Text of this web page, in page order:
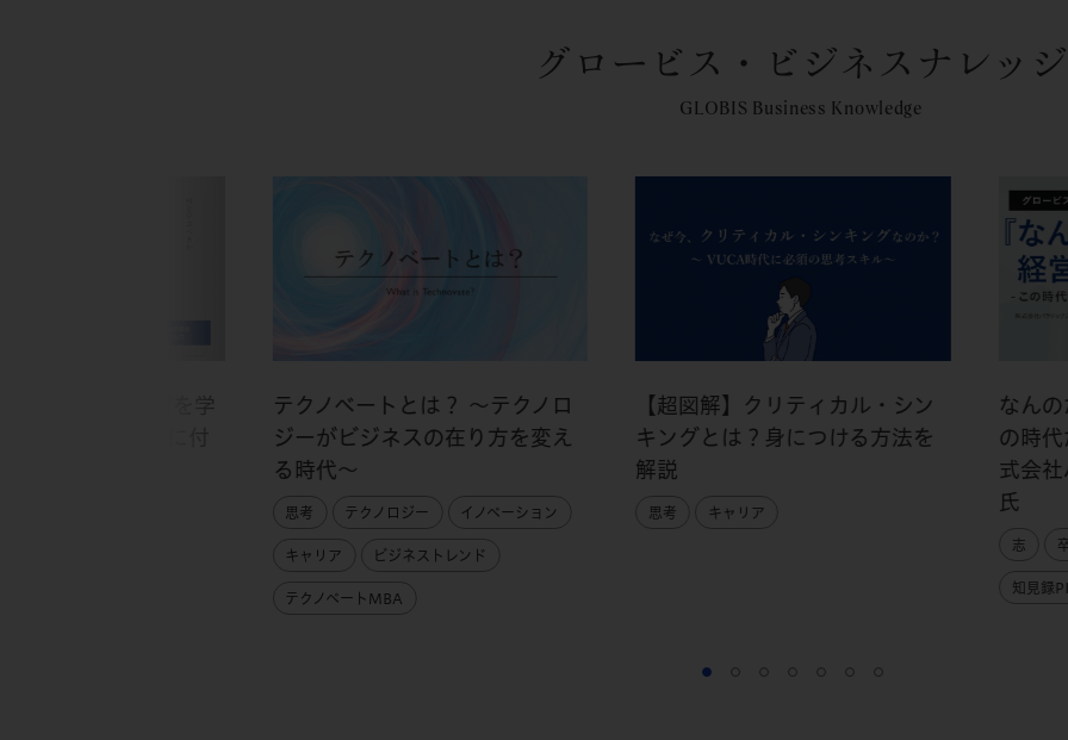
グロービス・ビジネスナレッジ
GLOBIS Business Knowledge
ップデート】 何を学
テクノベートとは？ ～テクノロ
ジーがビジネスの在り方を変え
る時代～
思考 テクノロジー イノベーション
キャリア ビジネストレンド
テクノベートMBA
【超図解】クリティカル・シン
キングとは？身につける方法を
解説
思考 キャリア
なん
の時
式会
氏
志
知見録